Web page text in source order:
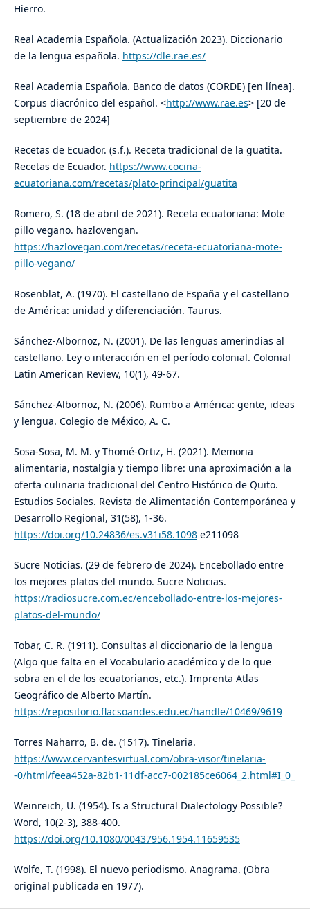
Hierro.
Real Academia Española. (Actualización 2023). Diccionario
de la lengua española. https://dle.rae.es/
Real Academia Española. Banco de datos (CORDE) [en línea].
Corpus diacrónico del español. <http://www.rae.es> [20 de
septiembre de 2024]
Recetas de Ecuador. (s.f.). Receta tradicional de la guatita.
Recetas de Ecuador. https://www.cocina-
ecuatoriana.com/recetas/plato-principal/guatita
Romero, S. (18 de abril de 2021). Receta ecuatoriana: Mote
pillo vegano. hazlovengan.
https://hazlovegan.com/recetas/receta-ecuatoriana-mote-
pillo-vegano/
Rosenblat, A. (1970). El castellano de España y el castellano
de América: unidad y diferenciación. Taurus.
Sánchez-Albornoz, N. (2001). De las lenguas amerindias al
castellano. Ley o interacción en el período colonial. Colonial
Latin American Review, 10(1), 49-67.
Sánchez-Albornoz, N. (2006). Rumbo a América: gente, ideas
y lengua. Colegio de México, A. C.
Sosa-Sosa, M. M. y Thomé-Ortiz, H. (2021). Memoria
alimentaria, nostalgia y tiempo libre: una aproximación a la
oferta culinaria tradicional del Centro Histórico de Quito.
Estudios Sociales. Revista de Alimentación Contemporánea y
Desarrollo Regional, 31(58), 1-36.
https://doi.org/10.24836/es.v31i58.1098e211098
Sucre Noticias. (29 de febrero de 2024). Encebollado entre
los mejores platos del mundo. Sucre Noticias.
https://radiosucre.com.ec/encebollado-entre-los-mejores-
platos-del-mundo/
Tobar, C. R. (1911). Consultas al diccionario de la lengua
(Algo que falta en el Vocabulario académico y de lo que
sobra en el de los ecuatorianos, etc.). Imprenta Atlas
Geográfico de Alberto Martín.
https://repositorio.flacsoandes.edu.ec/handle/10469/9619
Torres Naharro, B. de. (1517). Tinelaria.
https://www.cervantesvirtual.com/obra-visor/tinelaria-
-0/html/feea452a-82b1-11df-acc7-002185ce6064_2.html#I_0_
Weinreich, U. (1954). Is a Structural Dialectology Possible?
Word, 10(2-3), 388-400.
https://doi.org/10.1080/00437956.1954.11659535
Wolfe, T. (1998). El nuevo periodismo. Anagrama. (Obra
original publicada en 1977).